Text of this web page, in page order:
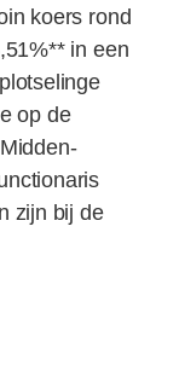
koers rond
in een
op de
zijn bij de